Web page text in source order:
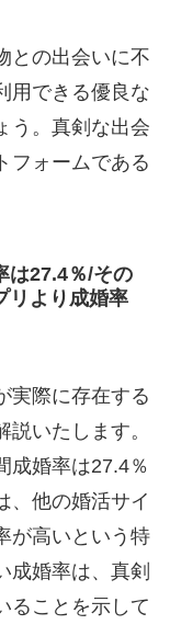
との出会いに不
用できる優良な
う。真剣な出会
フォームである
は27.4％/その
リより成婚率
実際に存在する
いたします。
成婚率は27.4％
、他の婚活サイ
が高いという特
成婚率は、真剣
ることを示して